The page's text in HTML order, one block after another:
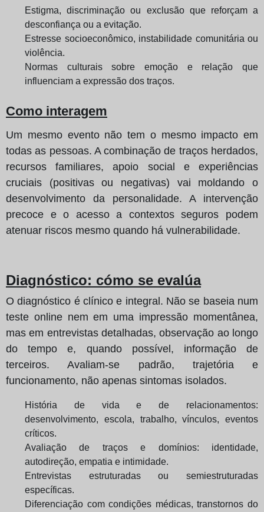
Estigma, discriminação ou exclusão que reforçam a
desconfiança ou a evitação.
Estresse socioeconômico, instabilidade comunitária ou
violência.
Normas culturais sobre emoção e relação que
influenciam a expressão dos traços.
Como interagem
Um mesmo evento não tem o mesmo impacto em
todas as pessoas. A combinação de traços herdados,
recursos familiares, apoio social e experiências
cruciais (positivas ou negativas) vai moldando o
desenvolvimento da personalidade. A intervenção
precoce e o acesso a contextos seguros podem
atenuar riscos mesmo quando há vulnerabilidade.
Diagnóstico: cómo se evalúa
O diagnóstico é clínico e integral. Não se baseia num
teste online nem em uma impressão momentânea,
mas em entrevistas detalhadas, observação ao longo
do tempo e, quando possível, informação de
terceiros. Avaliam‑se padrão, trajetória e
funcionamento, não apenas sintomas isolados.
História de vida e de relacionamentos:
desenvolvimento, escola, trabalho, vínculos, eventos
críticos.
Avaliação de traços e domínios: identidade,
autodireção, empatia e intimidade.
Entrevistas estruturadas ou semiestruturadas
específicas.
Diferenciação com condições médicas, transtornos do